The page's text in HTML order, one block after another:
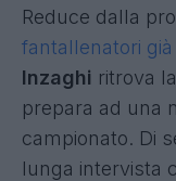
Reduce dalla
fantallenatori
Inzaghi ritrova
prepara ad una
campionato. Di
lunga intervista